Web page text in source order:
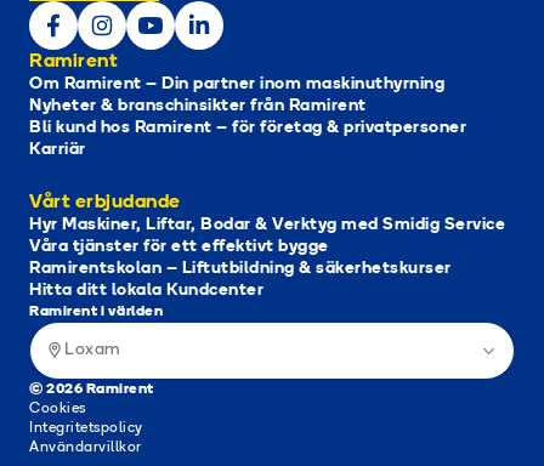
Ramirent
Om Ramirent – Din partner inom maskinuthyrning
Nyheter & branschinsikter från Ramirent
Bli kund hos Ramirent – för företag & privatpersoner
Karriär
Vårt erbjudande
Hyr Maskiner, Liftar, Bodar & Verktyg med Smidig Service
Våra tjänster för ett effektivt bygge
Ramirentskolan – Liftutbildning & säkerhetskurser
Hitta ditt lokala Kundcenter
© 2026 Ramirent
Cookies
Integritetspolicy
Användarvillkor
Ramirent i världen
Loxam